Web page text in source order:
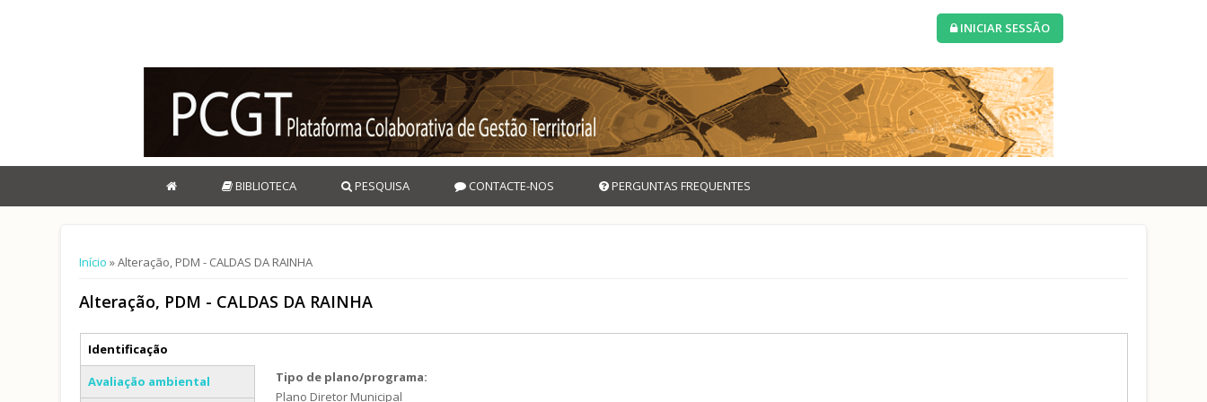
INICIAR SESSÃO
BIBLIOTECA PESQUISA CONTACTE-NOS PERGUNTAS FREQUENTES
Está aqui
Início » Alteração, PDM - CALDAS DA RAINHA
Alteração, PDM - CALDAS DA RAINHA
Separadores verticais
Identificação
(separador ativo)
Avaliação ambiental
Tipo de plano/programa:
Plano Diretor Municipal